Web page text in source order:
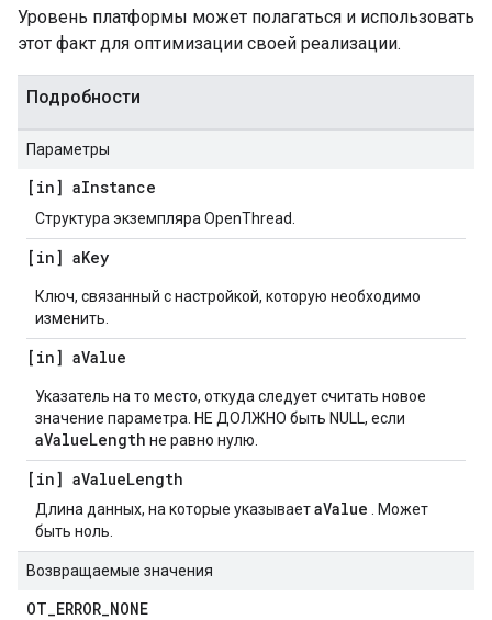
Уровень платформы может полагаться и использовать
этот факт для оптимизации своей реализации.
Подробности
Параметры
[in] aInstance
Структура экземпляра OpenThread.
[in] aKey
Ключ, связанный с настройкой, которую необходимо
изменить.
[in] aValue
Указатель на то место, откуда следует считать новое
значение параметра. НЕ ДОЛЖНО быть NULL, если
aValueLength не равно нулю.
[in] aValueLength
Длина данных, на которые указываетaValue . Может
быть ноль.
Возвращаемые значения
OT_ERROR_NONE